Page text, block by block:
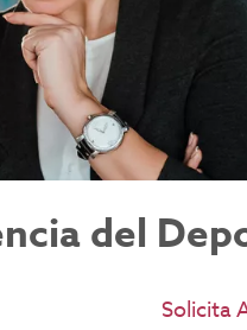
del
Solicita